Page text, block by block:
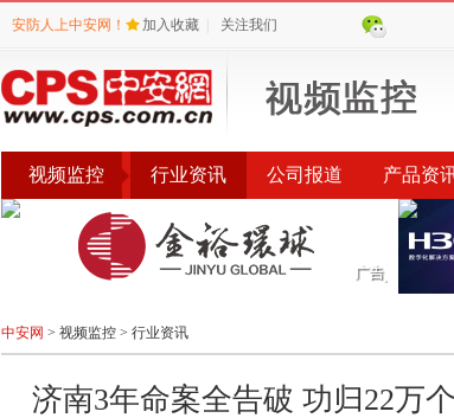
安防人上中安网！ 加入收藏 关注我们
视频监控 行业资讯 公司报道 产品资
产品专题 品牌
中安网 > 视频监控 > 行业资讯
济南3年命案全告破 功归22万